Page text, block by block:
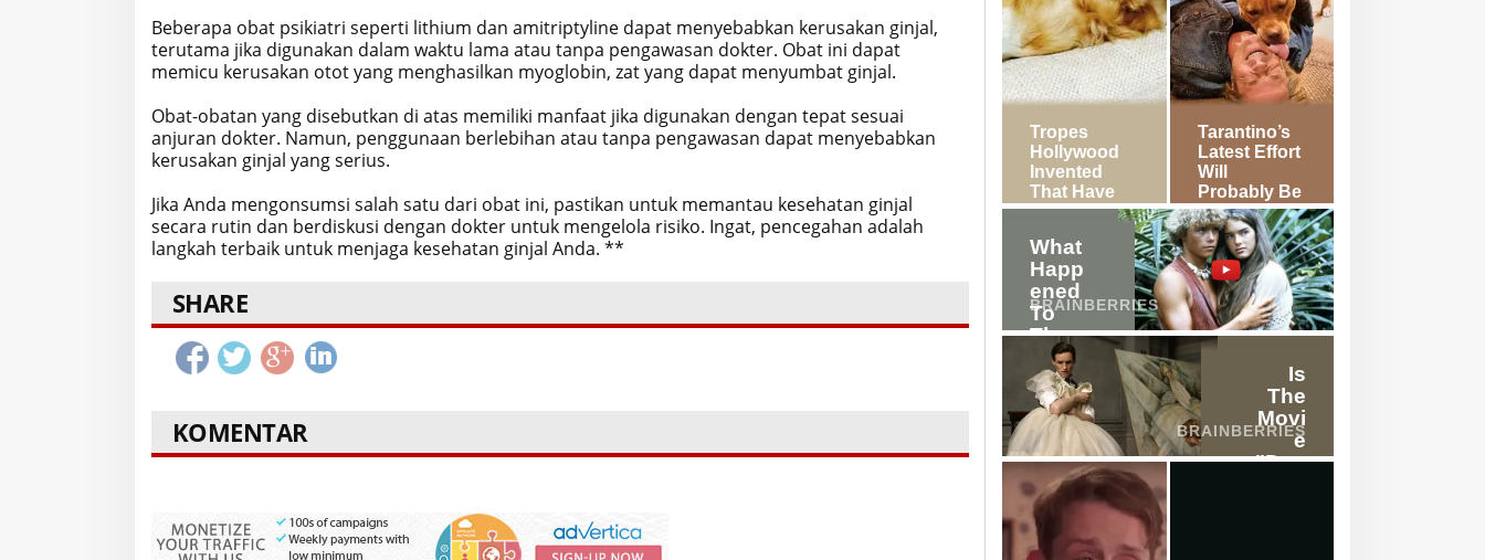
Beberapa obat psikiatri seperti lithium dan amitriptyline dapat menyebabkan kerusakan ginjal,
terutama jika digunakan dalam waktu lama atau tanpa pengawasan dokter. Obat ini dapat
memicu kerusakan otot yang menghasilkan myoglobin, zat yang dapat menyumbat ginjal.
Obat-obatan yang disebutkan di atas memiliki manfaat jika digunakan dengan tepat sesuai
anjuran dokter. Namun, penggunaan berlebihan atau tanpa pengawasan dapat menyebabkan
kerusakan ginjal yang serius.
Jika Anda mengonsumsi salah satu dari obat ini, pastikan untuk memantau kesehatan ginjal
secara rutin dan berdiskusi dengan dokter untuk mengelola risiko. Ingat, pencegahan adalah
langkah terbaik untuk menjaga kesehatan ginjal Anda. **
SHARE
KOMENTAR